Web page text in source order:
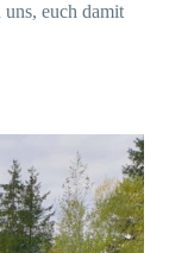
euch damit